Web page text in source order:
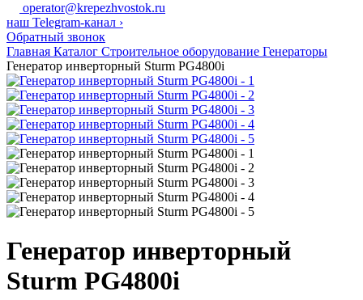
operator@krepezhvostok.ru
наш Telegram-канал ›
Обратный звонок
Главная Каталог Строительное оборудование Генераторы
Генератор инверторный Sturm PG4800i
Генератор инверторный
Sturm PG4800i